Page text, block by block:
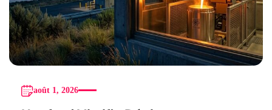
août 1, 2026